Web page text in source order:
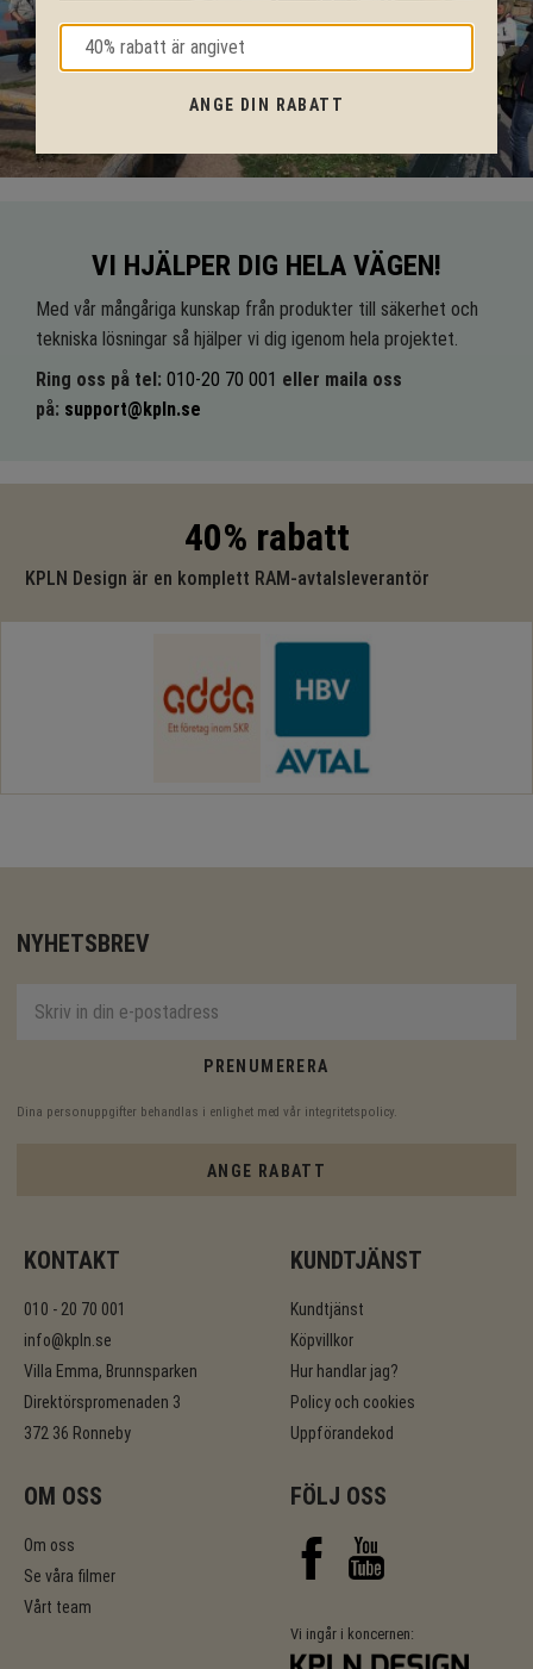
VI HJÄLPER DIG HELA VÄGEN!
Med vår mångåriga kunskap från produkter till säkerhet och
tekniska lösningar så hjälper vi dig igenom hela projektet.
Ring oss på tel: 010-20 70 001 eller maila oss
på: support@kpln.se
40% rabatt
KPLN Design är en komplett RAM-avtalsleverantör
NYHETSBREV
PRENUMERERA
Dina personuppgifter behandlas i enlighet med vår integritetspolicy
ANGE RABATT
KONTAKT
010 - 20 70 001
info@kpln.se
Villa Emma, Brunnsparken
Direktörspromenaden 3
372 36 Ronneby
KUNDTJÄNST
Kundtjänst
Köpvillkor
Hur handlar jag?
Policy och cookies
Uppförandekod
OM OSS
Om oss
Se våra filmer
Vårt team
FÖLJ OSS
Vi ingår i koncernen:
ANGE DIN RABATT